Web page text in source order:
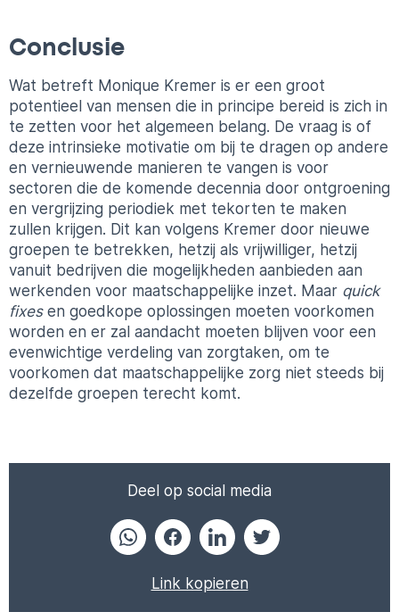
Conclusie
Wat betreft Monique Kremer is er een groot
potentieel van mensen die in principe bereid is zich in
te zetten voor het algemeen belang. De vraag is of
deze intrinsieke motivatie om bij te dragen op andere
en vernieuwende manieren te vangen is voor
sectoren die de komende decennia door ontgroening
en vergrijzing periodiek met tekorten te maken
zullen krijgen. Dit kan volgens Kremer door nieuwe
groepen te betrekken, hetzij als vrijwilliger, hetzij
vanuit bedrijven die mogelijkheden aanbieden aan
werkenden voor maatschappelijke inzet. Maar quick
fixesen goedkope oplossingen moeten voorkomen
worden en er zal aandacht moeten blijven voor een
evenwichtige verdeling van zorgtaken, om te
voorkomen dat maatschappelijke zorg niet steeds bij
dezelfde groepen terecht komt.
Deel op social media
Link kopieren